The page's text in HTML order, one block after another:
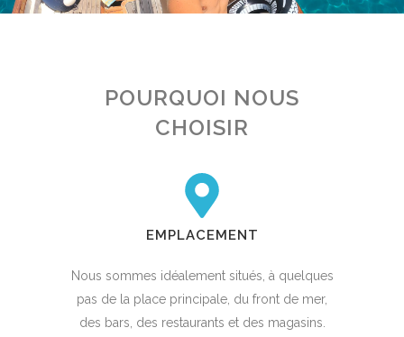
POURQUOI NOUS
CHOISIR
EMPLACEMENT
Nous sommes idéalement situés, à quelques
pas de la place principale, du front de mer,
des bars, des restaurants et des magasins.